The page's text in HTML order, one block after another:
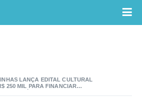
LANÇA EDITAL CULTURAL
250 MIL PARA FINANCIAR